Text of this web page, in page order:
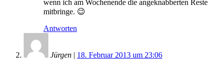
wenn ich am Wochenende die angeknabberten Reste
mitbringe. 😉
Antworten
Jürgen | 18. Februar 2013 um 23:06